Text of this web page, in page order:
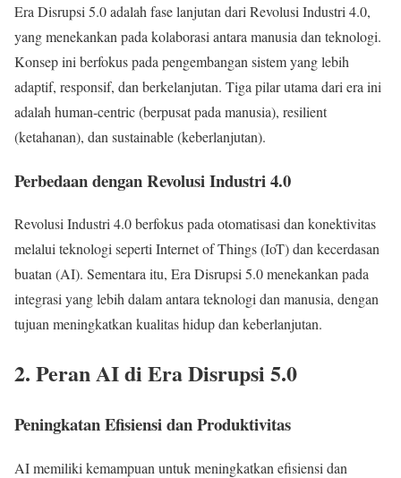
Era Disrupsi 5.0 adalah fase lanjutan dari Revolusi Industri 4.0,
yang menekankan pada kolaborasi antara manusia dan teknologi.
Konsep ini berfokus pada pengembangan sistem yang lebih
adaptif, responsif, dan berkelanjutan. Tiga pilar utama dari era ini
adalah human-centric (berpusat pada manusia), resilient
(ketahanan), dan sustainable (keberlanjutan).
Perbedaan dengan Revolusi Industri 4.0
Revolusi Industri 4.0 berfokus pada otomatisasi dan konektivitas
melalui teknologi seperti Internet of Things (IoT) dan kecerdasan
buatan (AI). Sementara itu, Era Disrupsi 5.0 menekankan pada
integrasi yang lebih dalam antara teknologi dan manusia, dengan
tujuan meningkatkan kualitas hidup dan keberlanjutan.
2. Peran AI di Era Disrupsi 5.0
Peningkatan Efisiensi dan Produktivitas
AI memiliki kemampuan untuk meningkatkan efisiensi dan